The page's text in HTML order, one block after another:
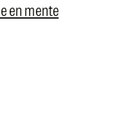
en mente